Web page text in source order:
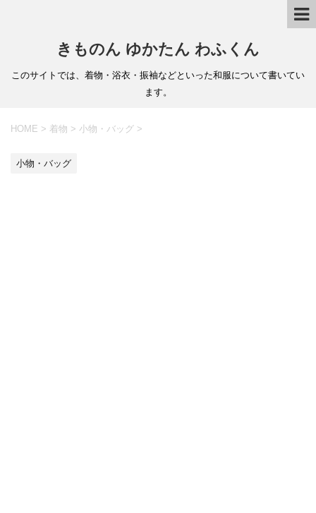
きものん ゆかたん わふくん
このサイトでは、着物・浴衣・振袖などといった和服について書いてい
ます。
HOME > 着物 > 小物・バッグ >
小物・バッグ